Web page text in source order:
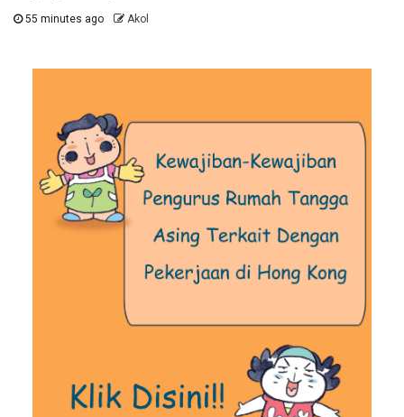
55 minutes ago Akol